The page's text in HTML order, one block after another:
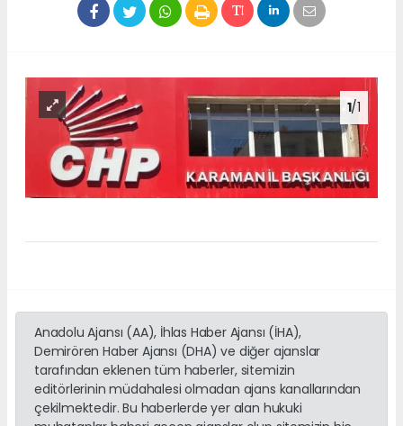
1/1
Anadolu Ajansı (AA), İhlas Haber Ajansı (İHA),
Demirören Haber Ajansı (DHA) ve diğer ajanslar
tarafından eklenen tüm haberler, sitemizin
editörlerinin müdahalesi olmadan ajans kanallarından
çekilmektedir. Bu haberlerde yer alan hukuki